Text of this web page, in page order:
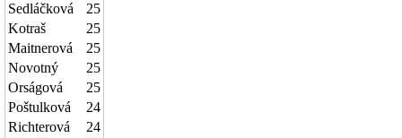
Sedláčková
25
Kotraš
25
Maitnerová
25
Novotný
25
Orságová
25
Poštulková
24
Richterová
24